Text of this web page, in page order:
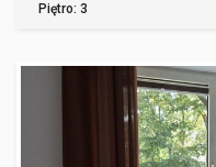
Piętro: 3